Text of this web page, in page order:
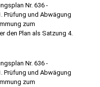
Nr. 636 -
Prüfung und Abwägung
zum
den Plan als Satzung 4.
Nr. 636 -
Prüfung und Abwägung
zum